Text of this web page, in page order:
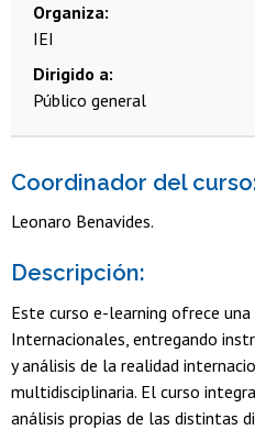
Organiza
IEI
Dirigido a
Público general
Coordinador del
Leonaro Benavides.
Descripción:
Este curso e-learning ofrece
Internacionales, entregando
y análisis de la realidad
multidisciplinaria. El curso
análisis propias de las distintas